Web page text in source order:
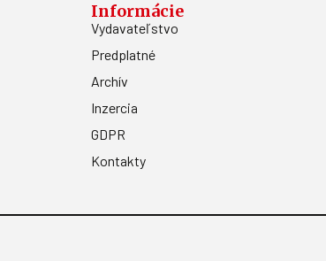
Informácie
Vydavateľstvo
Predplatné
Archív
Inzercia
GDPR
Kontakty